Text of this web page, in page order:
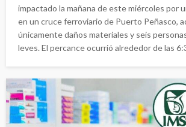
impactado la mañana de este miércoles por
en un cruce ferroviario de Puerto Peñasco,
únicamente daños materiales y seis
leves. El percance ocurrió alrededor de las